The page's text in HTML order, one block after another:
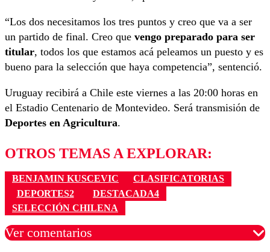
“Los dos necesitamos los tres puntos y creo que va a ser
un partido de final. Creo que vengo preparado para ser
titular, todos los que estamos acá peleamos un puesto y es
bueno para la selección que haya competencia”, sentenció.
Uruguay recibirá a Chile este viernes a las 20:00 horas en
el Estadio Centenario de Montevideo. Será transmisión de
Deportes en Agricultura.
OTROS TEMAS A EXPLORAR:
BENJAMIN KUSCEVIC
CLASIFICATORIAS
DEPORTES2
DESTACADA4
SELECCIÓN CHILENA
Ver comentarios